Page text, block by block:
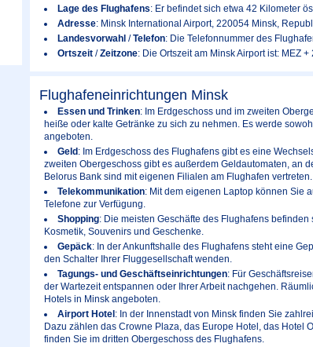
Lage des Flughafens: Er befindet sich etwa 42 Kilometer
Adresse: Minsk International Airport, 220054 Minsk,
Landesvorwahl /Telefon: Die Telefonnummer des
Ortszeit /Zeitzone: Die Ortszeit am Minsk Airport ist: MEZ +
Flughafeneinrichtungen Minsk
Essen und Trinken: Im Erdgeschoss und im zweiten
heiße oder kalte Getränke zu sich zu nehmen. Es werde
angeboten.
Geld: Im Erdgeschoss des Flughafens gibt es eine
zweiten Obergeschoss gibt es außerdem Geldautomaten, an
Belorus Bank sind mit eigenen Filialen am Flughafen vertreten.
Telekommunikation: Mit dem eigenen Laptop können Sie
Telefone zur Verfügung.
Shopping: Die meisten Geschäfte des Flughafens
Kosmetik, Souvenirs und Geschenke.
Gepäck: In der Ankunftshalle des Flughafens steht eine
den Schalter Ihrer Fluggesellschaft wenden.
Tagungs- und Geschäftseinrichtungen: Für
der Wartezeit entspannen oder Ihrer Arbeit nachgehen.
Hotels in Minsk angeboten.
Airport Hotel: In der Innenstadt von Minsk finden Sie
Dazu zählen das Crowne Plaza, das Europe Hotel, das Hotel
finden Sie im dritten Obergeschoss des Flughafens.